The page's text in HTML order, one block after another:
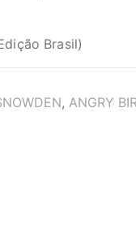
Brasil)
, ANGRY